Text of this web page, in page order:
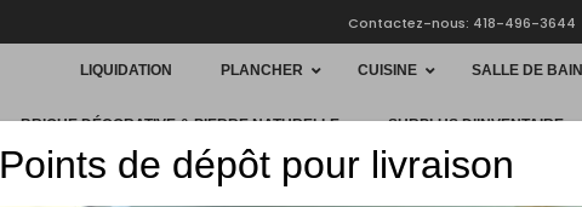
Contactez-nous: 418-496-3644
LIQUIDATION PLANCHER CUISINE SALLE DE BAIN
BRIQUE DÉCORATIVE & PIERRE NATURELLE SURPLUS D’INVENTAIRE
Points de dépôt pour livraison